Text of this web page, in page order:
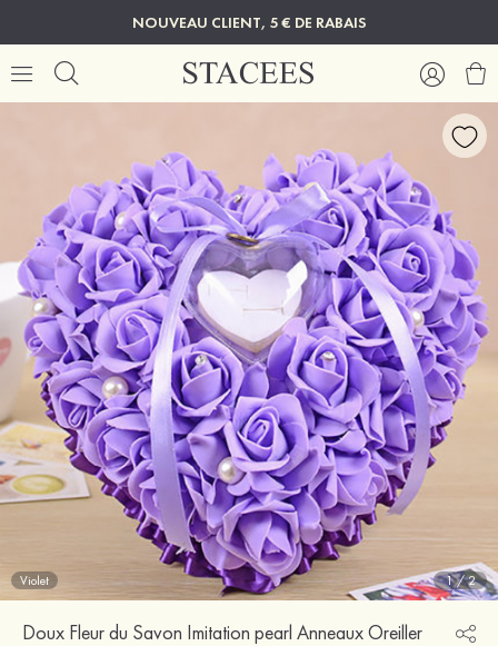
NOUVEAU CLIENT, 5 € DE RABAIS
Violet 1/2
Doux Fleur du Savon Imitation pearl Anneaux Oreiller